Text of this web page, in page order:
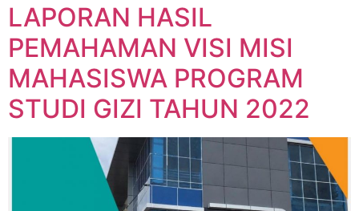
LAPORAN HASIL
PEMAHAMAN VISI MISI
MAHASISWA PROGRAM
STUDI GIZI TAHUN 2022